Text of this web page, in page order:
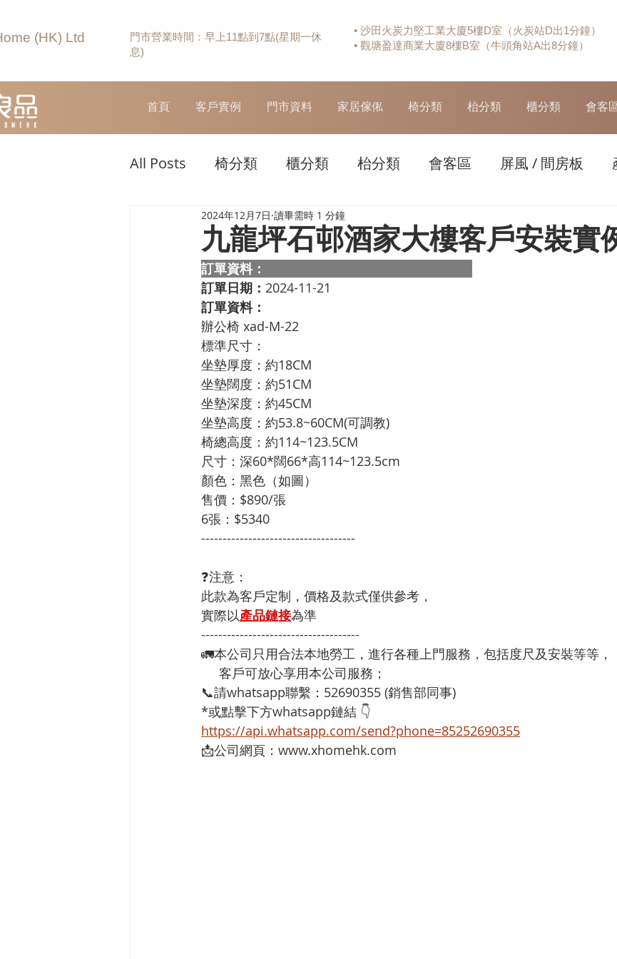
(HK) Ltd
門市營業時間：早上11點到7點(星期一休
息)
• 沙田火炭力堅工業大廈5樓D室（火炭站D出1分鐘）
• 觀塘盈達商業大廈8樓B室（牛頭角站A出8分鐘）
首頁 客戶實例 門市資料 家居傢俬 椅分類 枱分類 櫃分類 會客
All Posts 椅分類 櫃分類 枱分類 會客區 屏風 / 間房板
九龍坪石邨酒家大樓客戶安裝實
2024年12月7日 讀畢需時 1 分鐘
訂單資料：
訂單日期： 2024-11-21
訂單資料：
辦公椅 xad-M-22
標準尺寸：
坐墊厚度：約18CM
坐墊闊度：約51CM
坐墊深度：約45CM
坐墊高度：約53.8~60CM(可調教)
椅總高度：約114~123.5CM
尺寸：深60*闊66*高114~123.5cm
顏色：黑色（如圖）
售價：$890/張
6張：$5340
------------------------------------
❓注意：
此款為客戶定制，價格及款式僅供參考，
實際以產品鏈接為準
-------------------------------------
🚛本公司只用合法本地勞工，進行各種上門服務，包括度尺及安裝等等，
     客戶可放心享用本公司服務；
📞請whatsapp聯繫：52690355 (銷售部同事)
*或點擊下方whatsapp鏈結 👇
https://api.whatsapp.com/send?phone=85252690355
📩公司網頁：www.xhomehk.com